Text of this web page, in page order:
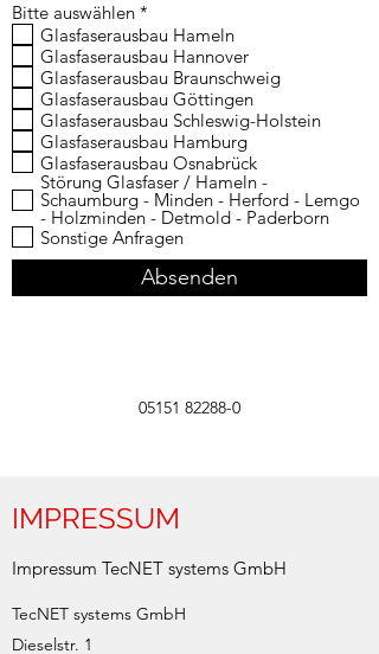
Bitte auswählen *
f
l
i
c
h
t
f
e
l
d
Glasfaserausbau Hameln
Glasfaserausbau Hannover
Glasfaserausbau Braunschweig
Glasfaserausbau Göttingen
Glasfaserausbau Schleswig-Holstein
Glasfaserausbau Hamburg
Glasfaserausbau Osnabrück
Störung Glasfaser / Hameln -
Schaumburg - Minden - Herford - Lemgo
- Holzminden - Detmold - Paderborn
Sonstige Anfragen
Absenden
05151 82288-0
IMPRESSUM
Impressum TecNET systems GmbH
TecNET systems GmbH
Dieselstr. 1